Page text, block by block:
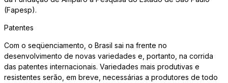
(Fapesp).
Patentes
Com o seqüenciamento, o Brasil sai na frente no
desenvolvimento de novas variedades e, portanto, na corrida
das patentes internacionais. Variedades mais produtivas e
resistentes serão, em breve, necessárias a produtores de todo